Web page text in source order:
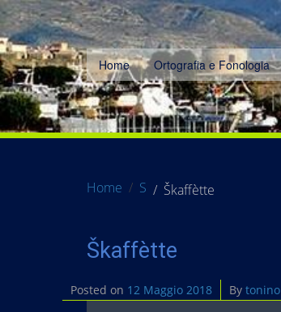
Home Ortografia e Fonologia
Home S Škaffètte
Škaffètte
Posted on 12 Maggio 2018 By tonino